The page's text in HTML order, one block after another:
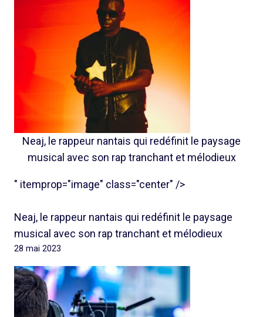
Neaj, le rappeur nantais qui redéfinit le paysage
musical avec son rap tranchant et mélodieux
" itemprop="image" class="center" />
Neaj, le rappeur nantais qui redéfinit le paysage
musical avec son rap tranchant et mélodieux
28 mai 2023